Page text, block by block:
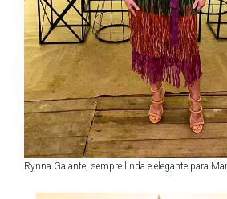
Rynna Galante, sempre linda e elegante para